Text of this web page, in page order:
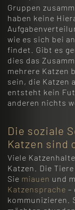
Gruppen
haben keine
wie es sich bei
findet. Gibt es
dies das
mehrere Katzen
sein, die Katzen
entsteht kein
anderen nichts
Die soziale
Katzen sind
Viele
Katzen. Die
Sie miauen und
Katzensprache –
kommunizieren.